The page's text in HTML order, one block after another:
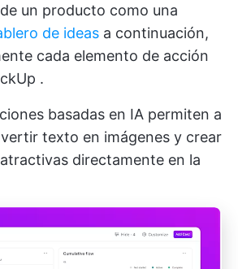
un producto como una
de ideas a continuación,
cada elemento de acción
.
basadas en IA permiten a
texto en imágenes y crear
directamente en la